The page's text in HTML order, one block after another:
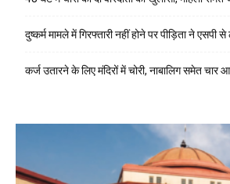
दुष्कर्म मामले में गिरफ्तारी नहीं होने पर पीड़िता ने एसपी से
कर्ज उतारने के लिए मंदिरों में चोरी, नाबालिग समेत चार